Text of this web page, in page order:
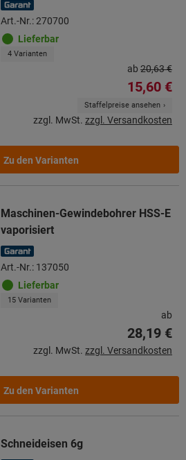
Art.-Nr.: 270700
Lieferbar
4 Varianten
ab 20,63 €
15,60 €
Staffelpreise ansehen
zzgl. MwSt. zzgl. Versandkosten
Zu den Varianten
Maschinen-Gewindebohrer HSS-E
vaporisiert
Art.-Nr.: 137050
Lieferbar
15 Varianten
ab
28,19 €
zzgl. MwSt. zzgl. Versandkosten
Zu den Varianten
Schneideisen 6g